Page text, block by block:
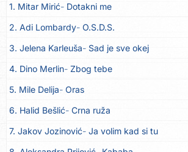
12. Tamara Brusić Neću kuhat´, neću prat´
13. Grupa TNT Rijeka Via Roma, nikad doma
14. Zaim Imamović Kada moja mladost prođe
15. Azra Husarkić Do zadnje kapi
16. Dinacordi Luna Band
17. Pet za 5 Pozdravi mi Stubicu
18. Dinacordi Luna Band Anđeo moj
1. Mitar Mirić Dotakni me
2. Adi Lombardy O.S.D.S.
3. Jelena Karleuša Sad je sve okej
4. Dino Merlin Zbog tebe
5. Mile Delija Oras
6. Halid Bešlić Crna ruža
7. Jakov Jozinović Ja volim kad si tu